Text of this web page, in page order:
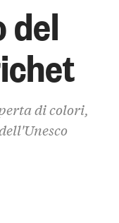
del
di colori,